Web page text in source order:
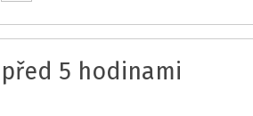
před 5 hodinami